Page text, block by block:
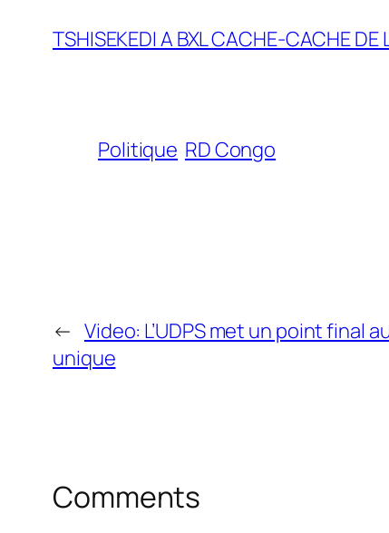
TSHISEKEDI A BXL CACHE-CACHE DE
Politique RD Congo
← Video: L’UDPS met un point final
unique
Comments